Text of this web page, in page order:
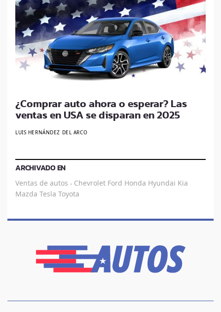
¿Comprar auto ahora o esperar? Las
ventas en USA se disparan en 2025
LUIS HERNÁNDEZ DEL ARCO
ARCHIVADO EN
Ventas de autos · Chevrolet Ford Honda Hyundai Kia
Mazda Tesla Toyota